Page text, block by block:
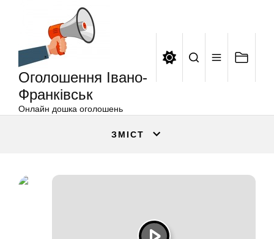
Оголошення Івано-
Франківськ
Онлайн дошка оголошень
ЗМІСТ